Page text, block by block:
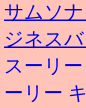
サムソ
ジネス
スーリ
ーリー